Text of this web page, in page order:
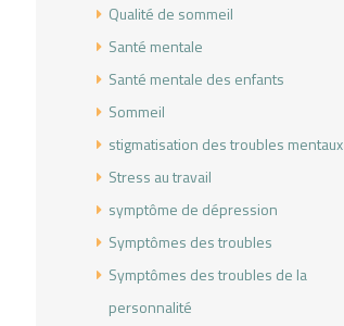
Qualité de sommeil
Santé mentale
Santé mentale des enfants
Sommeil
stigmatisation des troubles mentaux
Stress au travail
symptôme de dépression
Symptômes des troubles
Symptômes des troubles de la
personnalité